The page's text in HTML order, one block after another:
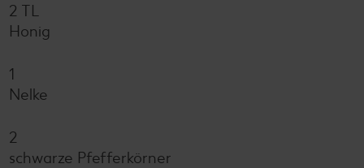
2 TL
Honig
1
Nelke
2
schwarze Pfefferkörner